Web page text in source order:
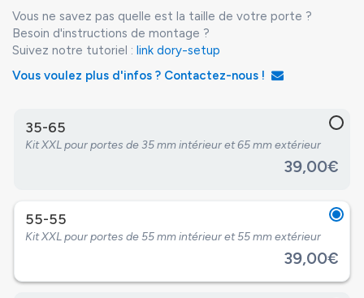
Vous ne savez pas quelle est la taille de votre porte ?
Besoin d'instructions de montage ?
Suivez notre tutoriel : link dory-setup
Vous voulez plus d'infos ? Contactez-nous !
35-65
Kit XXL pour portes de 35 mm intérieur et 65 mm extérieur
39,00€
55-55
Kit XXL pour portes de 55 mm intérieur et 55 mm extérieur
39,00€